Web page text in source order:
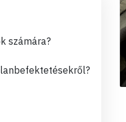
számára?